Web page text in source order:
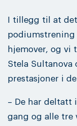
I tillegg til at
podiumstrening
hjemover, og vi
Stela Sultanova
prestasjoner i
– De har deltatt
gang og alle tre